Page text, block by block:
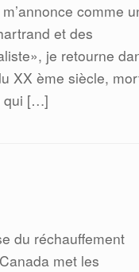
comme
et des
je retourne
XX ème siècle,
qui […]
du réchauffement
met les